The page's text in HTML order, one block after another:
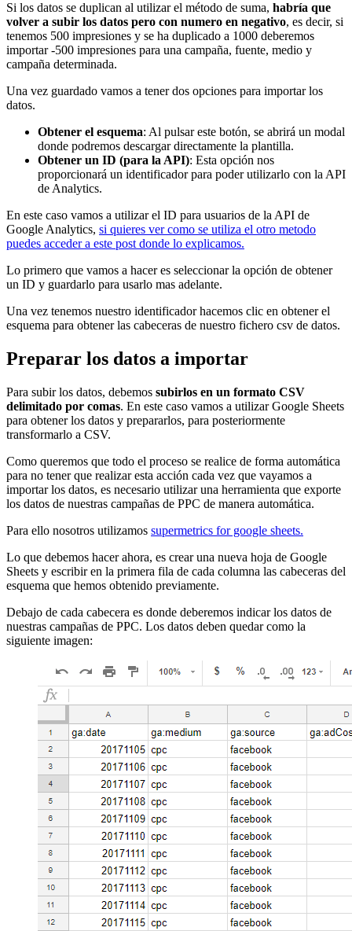
Si los datos se duplican al utilizar el método de suma, habría que
volver a subir los datos pero con numero en negativo, es decir, si
tenemos 500 impresiones y se ha duplicado a 1000 deberemos
importar -500 impresiones para una campaña, fuente, medio y
campaña determinada.
Una vez guardado vamos a tener dos opciones para importar los
datos.
Obtener el esquema: Al pulsar este botón, se abrirá un modal
donde podremos descargar directamente la plantilla.
Obtener un ID (para la API): Esta opción nos
proporcionará un identificador para poder utilizarlo con la API
de Analytics.
En este caso vamos a utilizar el ID para usuarios de la API de
Google Analytics, si quieres ver como se utiliza el otro metodo
puedes acceder a este post donde lo explicamos.
Lo primero que vamos a hacer es seleccionar la opción de obtener
un ID y guardarlo para usarlo mas adelante.
Una vez tenemos nuestro identificador hacemos clic en obtener el
esquema para obtener las cabeceras de nuestro fichero csv de datos.
Preparar los datos a importar
Para subir los datos, debemos subirlos en un formato CSV
delimitado por comas. En este caso vamos a utilizar Google Sheets
para obtener los datos y prepararlos, para posteriormente
transformarlo a CSV.
Como queremos que todo el proceso se realice de forma automática
para no tener que realizar esta acción cada vez que vayamos a
importar los datos, es necesario utilizar una herramienta que exporte
los datos de nuestras campañas de PPC de manera automática.
Para ello nosotros utilizamos supermetrics for google sheets.
Lo que debemos hacer ahora, es crear una nueva hoja de Google
Sheets y escribir en la primera fila de cada columna las cabeceras del
esquema que hemos obtenido previamente.
Debajo de cada cabecera es donde deberemos indicar los datos de
nuestras campañas de PPC. Los datos deben quedar como la
siguiente imagen: